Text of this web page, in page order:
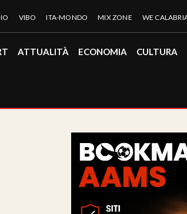
VIBO ITA-MONDO MIX ZONE WE
ATTUALITÀ ECONOMIA CULTURA